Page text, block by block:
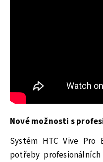
Nové možnosti s
Systém HTC Vive
potřeby